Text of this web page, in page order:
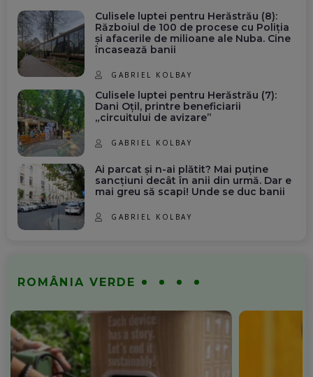
Culisele luptei pentru Herăstrău (8):
Războiul de 100 de procese cu Poliția
și afacerile de milioane ale Nuba. Cine
încasează banii
GABRIEL KOLBAY
Culisele luptei pentru Herăstrău (7):
Dani Oțil, printre beneficiarii
„circuitului de avizare”
GABRIEL KOLBAY
Ai parcat și n-ai plătit? Mai puține
sancțiuni decât în anii din urmă. Dar e
mai greu să scapi! Unde se duc banii
GABRIEL KOLBAY
ROMÂNIA VERDE